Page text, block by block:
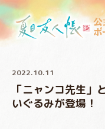
公
ポ
2022.10.11
「ニャンコ先生」
いぐるみが登場！